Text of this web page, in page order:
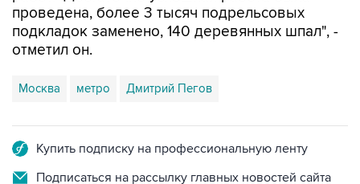
проведена, более 3 тысяч подрельсовых
подкладок заменено, 140 деревянных шпал", -
отметил он.
Москва метро Дмитрий Пегов
Купить подписку на профессиональную ленту
Подписаться на рассылку главных новостей сайта